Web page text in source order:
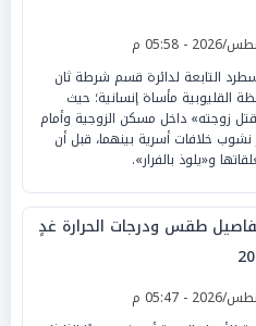
التابعة لدائرة قسم شرطة ثان
القليوبية مأساة إنسانية؛ حيث
زوجته» داخل مسكن الزوجية وأمام
نشوب خلافات أسرية بينهما، قبل أن
و«يلوذ بالفرار».
طقس ودرجات الحرارة غدٍ